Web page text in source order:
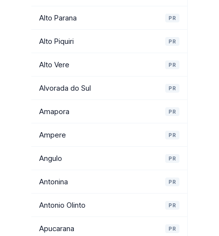
Alto Parana PR
Alto Piquiri PR
Alto Vere PR
Alvorada do Sul PR
Amapora PR
Ampere PR
Angulo PR
Antonina PR
Antonio Olinto PR
Apucarana PR